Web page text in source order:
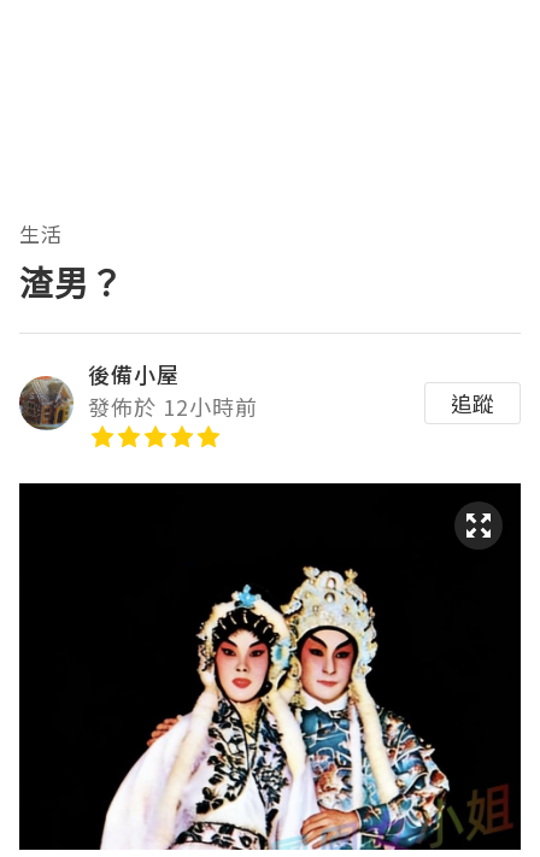
生活
渣男？
後備小屋
發佈於 12小時前
追蹤